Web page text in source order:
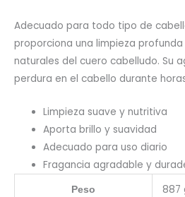
Adecuado para todo tipo de
proporciona una limpieza
naturales del cuero cabelludo. Su
perdura en el cabello durante
Limpieza suave y nutritiva
Aporta brillo y suavidad
Adecuado para uso diario
Fragancia agradable y
Peso 887